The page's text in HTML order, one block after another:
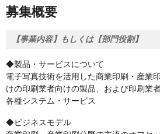
募集概要
【事業内容】もしくは【部門役割】
◆製品・サービスについて
電子写真技術を活用した商業印刷・産業
けの印刷業者向けの製品、および印刷業
各種システム・サービス
◆ビジネスモデル